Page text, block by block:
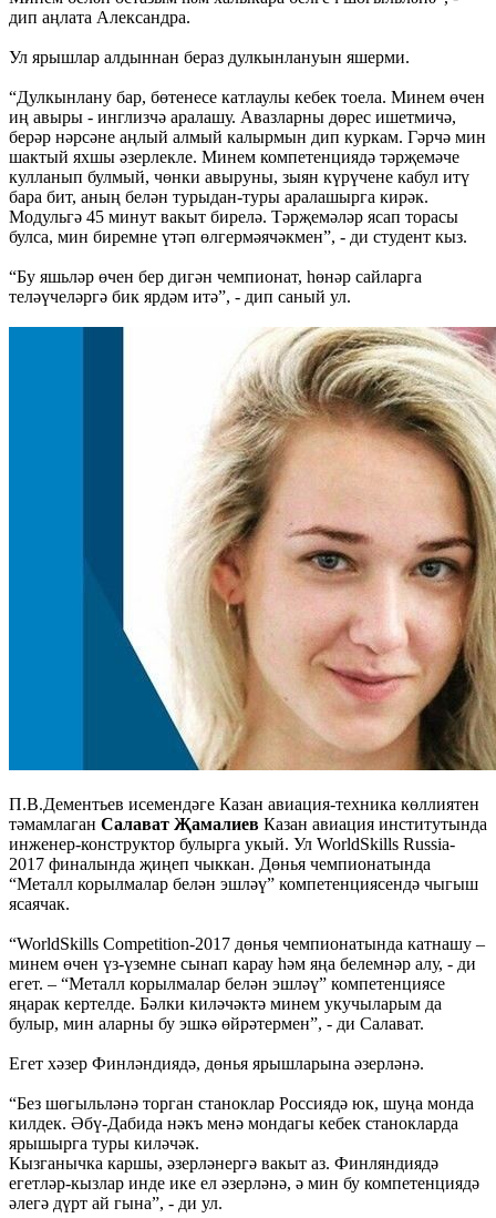
дип аңлата Александра.
Ул ярышлар алдыннан бераз дулкынлануын яшерми.
“Дулкынлану бар, бөтенесе катлаулы кебек тоела. Минем өчен
иң авыры - инглизчә аралашу. Авазларны дөрес ишетмичә,
берәр нәрсәне аңлый алмый калырмын дип куркам. Гәрчә мин
шактый яхшы әзерлекле. Минем компетенциядә тәрҗемәче
кулланып булмый, чөнки авыруны, зыян күрүчене кабул итү
бара бит, аның белән турыдан-туры аралашырга кирәк.
Модульгә 45 минут вакыт бирелә. Тәрҗемәләр ясап торасы
булса, мин биремне үтәп өлгермәячәкмен”, - ди студент кыз.
“Бу яшьләр өчен бер дигән чемпионат, һөнәр сайларга
теләүчеләргә бик ярдәм итә”, - дип саный ул.
П.В.Дементьев исемендәге Казан авиация-техника көллиятен
тәмамлаган Салават Җамалиев Казан авиация институтында
инженер-конструктор булырга укый. Ул WorldSkills Russia-
2017 финалында җиңеп чыккан. Дөнья чемпионатында
“Металл корылмалар белән эшләү” компетенциясендә чыгыш
ясаячак.
“WorldSkills Competition-2017 дөнья чемпионатында катнашу –
минем өчен үз-үземне сынап карау һәм яңа белемнәр алу, - ди
егет. – “Металл корылмалар белән эшләү” компетенциясе
яңарак кертелде. Бәлки киләчәктә минем укучыларым да
булыр, мин аларны бу эшкә өйрәтермен”, - ди Салават.
Егет хәзер Финләндиядә, дөнья ярышларына әзерләнә.
“Без шөгыльләнә торган станоклар Россиядә юк, шуңа монда
килдек. Әбү-Дабида нәкъ менә мондагы кебек станокларда
ярышырга туры киләчәк.
Кызганычка каршы, әзерләнергә вакыт аз. Финляндиядә
егетләр-кызлар инде ике ел әзерләнә, ә мин бу компетенциядә
әлегә дүрт ай гына”, - ди ул.